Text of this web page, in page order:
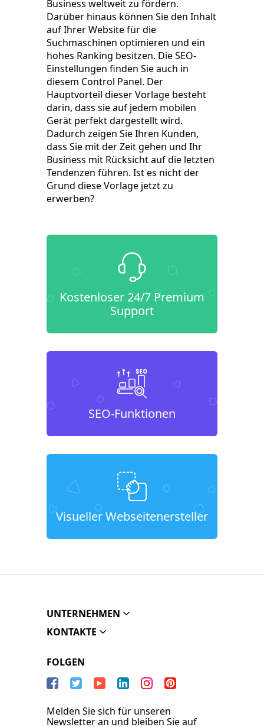
Business weltweit zu fördern.
Darüber hinaus können Sie den Inhalt
auf Ihrer Website für die
Suchmaschinen optimieren und ein
hohes Ranking besitzen. Die SEO-
Einstellungen finden Sie auch in
diesem Control Panel. Der
Hauptvorteil dieser Vorlage besteht
darin, dass sie auf jedem mobilen
Gerät perfekt dargestellt wird.
Dadurch zeigen Sie Ihren Kunden,
dass Sie mit der Zeit gehen und Ihr
Business mit Rücksicht auf die letzten
Tendenzen führen. Ist es nicht der
Grund diese Vorlage jetzt zu
erwerben?
Kostenloser 24/7 Premium
Support
SEO-Funktionen
Visueller Webseitenersteller
UNTERNEHMEN
KONTAKTE
FOLGEN
Melden Sie sich für unseren
Newsletter an und bleiben Sie auf